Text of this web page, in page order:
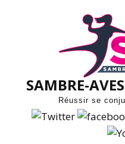
SAMBRE-
Réussir se